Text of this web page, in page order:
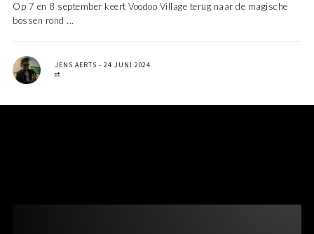
Op 7 en 8 september keert Voodoo Village terug naar de magische
bossen rond ...
JENS AERTS 24 JUNI 2024